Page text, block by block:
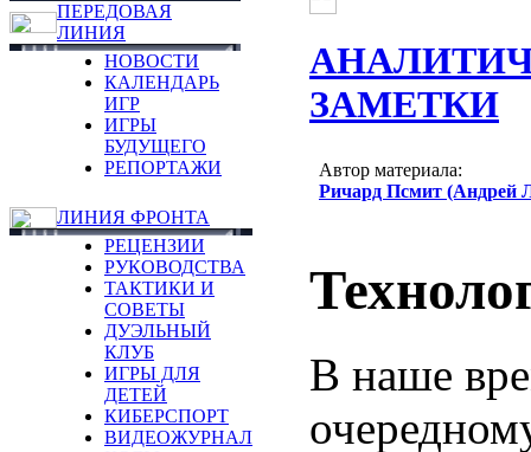
ПЕРЕДОВАЯ
ЛИНИЯ
НОВОСТИ
КАЛЕНДАРЬ
ИГР
ИГРЫ
БУДУЩЕГО
РЕПОРТАЖИ
ЛИНИЯ ФРОНТА
РЕЦЕНЗИИ
РУКОВОДСТВА
ТАКТИКИ И
СОВЕТЫ
ДУЭЛЬНЫЙ
КЛУБ
ИГРЫ ДЛЯ
ДЕТЕЙ
КИБЕРСПОРТ
ВИДЕОЖУРНАЛ
ЗАМЕТКИ
Автор материала:
Ричард Псмит (Андрей
В наше